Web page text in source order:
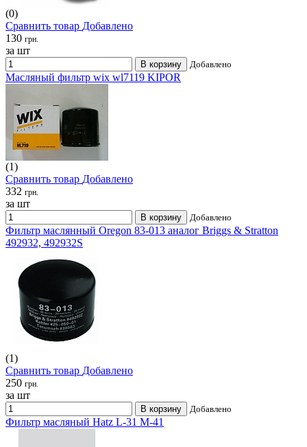
(0)
Сравнить товар Добавлено
130 грн.
за шт
В корзину Добавлено
Масляный фильтр wix wl7119 KIPOR
(1)
Сравнить товар Добавлено
332 грн.
за шт
В корзину Добавлено
Фильтр маслянный Oregon 83-013 аналог Briggs & Stratton
492932, 492932S
(1)
Сравнить товар Добавлено
250 грн.
за шт
В корзину Добавлено
Фильтр масляный Hatz L-31 M-41